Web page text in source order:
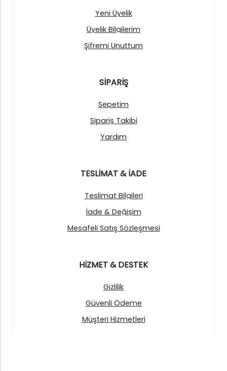
Yeni Üyelik
Üyelik Bilgilerim
Şifremi Unuttum
SİPARİŞ
Sepetim
Sipariş Takibi
Yardım
TESLİMAT & İADE
Teslimat Bilgileri
İade & Değişim
Mesafeli Satış Sözleşmesi
HİZMET & DESTEK
Gizlilik
Güvenli Ödeme
Müşteri Hizmetleri